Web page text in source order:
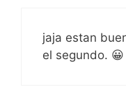
jaja estan
el segundo. 😀